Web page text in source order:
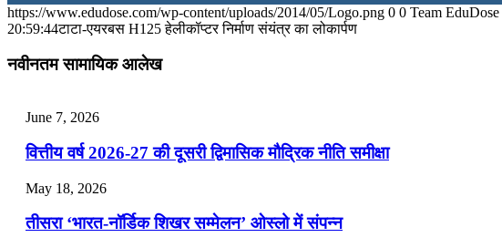
July 28, 2026
📝 डेली करेंट अफेयर्स: 25-27 जुलाई 2026
📝 डेली करेंट अफेयर्स: 22-24 जुलाई 2026
July 22, 2026
📝 डेली करेंट अफेयर्स: 19-21 जुलाई 2026
July 19, 2026
https://www.edudose.com/wp-content/uploads/2014/05/Logo.png 0 0 Team EduDose
20:59:44टाटा-एयरबस H125 हेलीकॉप्टर निर्माण संयंत्र का लोकार्पण
नवीनतम सामायिक आलेख
June 7, 2026
वित्तीय वर्ष 2026-27 की दूसरी द्विमासिक मौद्रिक नीति समीक्षा
May 18, 2026
तीसरा ‘भारत-नॉर्डिक शिखर सम्मेलन’ ओस्लो में संपन्न